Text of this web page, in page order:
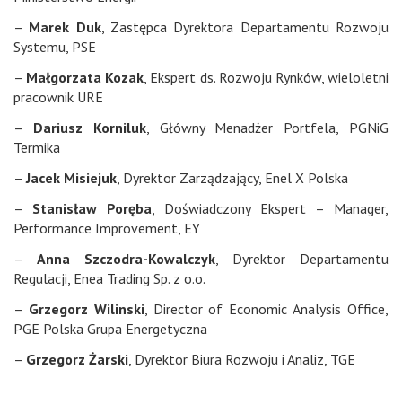
– Marek Duk, Zastępca Dyrektora Departamentu Rozwoju
Systemu, PSE
– Małgorzata Kozak , Ekspert ds. Rozwoju Rynków, wieloletni
pracownik URE
– Dariusz Korniluk, Główny Menadżer Portfela, PGNiG
Termika
–Jacek Misiejuk , Dyrektor Zarządzający, Enel X Polska
– Stanisław Poręba , Doświadczony Ekspert – Manager,
Performance Improvement, EY
– Anna Szczodra-Kowalczyk , Dyrektor Departamentu
Regulacji, Enea Trading Sp. z o.o.
– Grzegorz Wilinski, Director of Economic Analysis Office,
PGE Polska Grupa Energetyczna
– Grzegorz Żarski , Dyrektor Biura Rozwoju i Analiz, TGE